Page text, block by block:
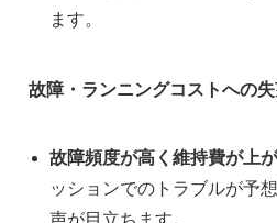
ます。
故障・ランニングコストへの
故障頻度が高く維持費が上
ッションでのトラブルが予
声が目立ちます。